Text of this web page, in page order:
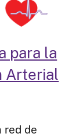
para la
Arterial
red de